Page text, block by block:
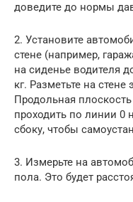
доведите до нормы
2. Установите
стене (например,
на сиденье водителя
кг. Разметьте на
Продольная
проходить по линии 0
сбоку, чтобы
3. Измерьте на
пола. Это будет